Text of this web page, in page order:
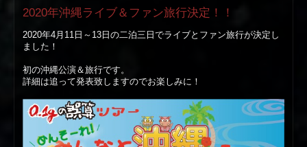
NEWS
RELEASE
LIVE
2020年沖縄ライブ＆ファン旅行決定！！
2020年4月11日～13日の二泊三日でライブとファン旅行が決定し
ました！
初の沖縄公演＆旅行です。
詳細は追って発表致しますのでお楽しみに！